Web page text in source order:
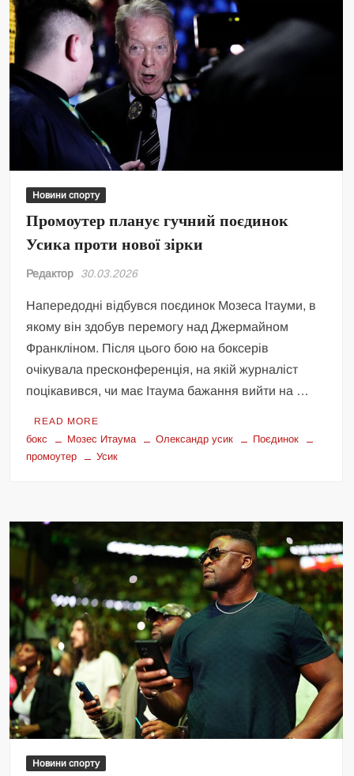
Новини спорту
Промоутер планує гучний поєдинок
Усика проти нової зірки
Редактор 30.03.2026
Напередодні відбувся поєдинок Мозеса Ітауми, в
якому він здобув перемогу над Джермайном
Франкліном. Після цього бою на боксерів
очікувала пресконференція, на якій журналіст
поцікавився, чи має Ітаума бажання вийти на …
READ MORE
бокс Мозес Итаума Олександр усик
Поєдинок
промоутер
Усик
Новини спорту